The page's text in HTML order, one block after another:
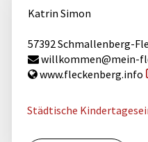
Katrin Simon
57392 Schmallenberg-
willkommen@mein-
www.fleckenberg.info
Städtische